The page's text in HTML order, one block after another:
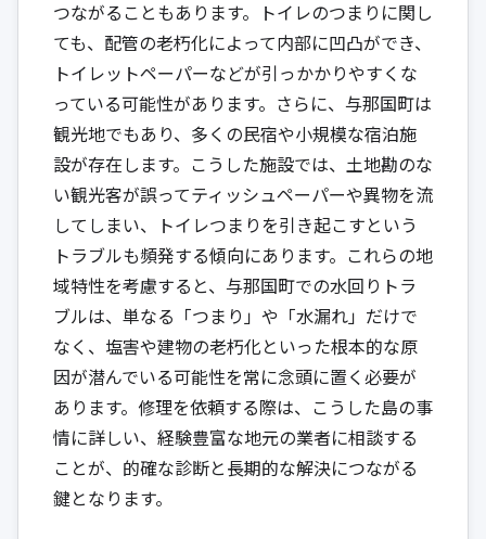
つながることもあります。トイレのつまりに関し
ても、配管の老朽化によって内部に凹凸ができ、
トイレットペーパーなどが引っかかりやすくな
っている可能性があります。さらに、与那国町は
観光地でもあり、多くの民宿や小規模な宿泊施
設が存在します。こうした施設では、土地勘のな
い観光客が誤ってティッシュペーパーや異物を流
してしまい、トイレつまりを引き起こすという
トラブルも頻発する傾向にあります。これらの地
域特性を考慮すると、与那国町での水回りトラ
ブルは、単なる「つまり」や「水漏れ」だけで
なく、塩害や建物の老朽化といった根本的な原
因が潜んでいる可能性を常に念頭に置く必要が
あります。修理を依頼する際は、こうした島の事
情に詳しい、経験豊富な地元の業者に相談する
ことが、的確な診断と長期的な解決につながる
鍵となります。